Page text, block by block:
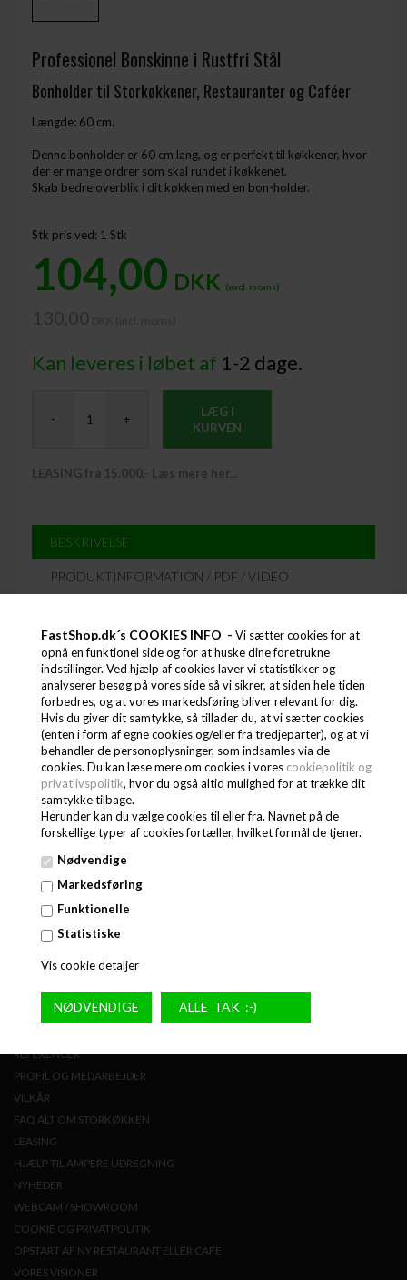
FastShop.dk´s COOKIES INFO - Vi sætter cookies for at
opnå en funktionel side og for at huske dine foretrukne
indstillinger. Ved hjælp af cookies laver vi statistikker og
analyserer besøg på vores side så vi sikrer, at siden hele tiden
forbedres, og at vores markedsføring bliver relevant for dig.
Hvis du giver dit samtykke, så tillader du, at vi sætter cookies
(enten i form af egne cookies og/eller fra tredjeparter), og at vi
behandler de personoplysninger, som indsamles via de
cookies. Du kan læse mere om cookies i vores cookiepolitik og
privatlivspolitik, hvor du også altid mulighed for at trække dit
samtykke tilbage.
Herunder kan du vælge cookies til eller fra. Navnet på de
forskellige typer af cookies fortæller, hvilket formål de tjener.
Nødvendige
Markedsføring
Funktionelle
Statistiske
Vis cookie detaljer
Professionel Bonskinne i Rustfri Stål
Bonholder til Storkøkkener, Restauranter og Caféer
Længde: 60 cm.
Denne bonholder er 60 cm lang, og er perfekt til køkkener, hvor
der er mange ordrer som skal rundet i køkkenet.
Skab bedre overblik i dit køkken med en bon-holder.
Stk pris ved: 1 Stk
104,00 DKK (excl. moms)
Kan leveres i løbet af 1-2 dage.
- +
LÆG I
KURVEN
LEASING fra 15.000,- Læs mere her...
BESKRIVELSE
PRODUKTINFORMATION / PDF / VIDEO
GENVEJE
REFERENCER
PROFIL OG MEDARBEJDER
VILKÅR
FAQ ALT OM STORKØKKEN
LEASING
HJÆLP TIL AMPERE UDREGNING
NYHEDER
WEBCAM / SHOWROOM
COOKIE OG PRIVATPOLITIK
OPSTART AF NY RESTAURANT ELLER CAFE
VORES VISIONER